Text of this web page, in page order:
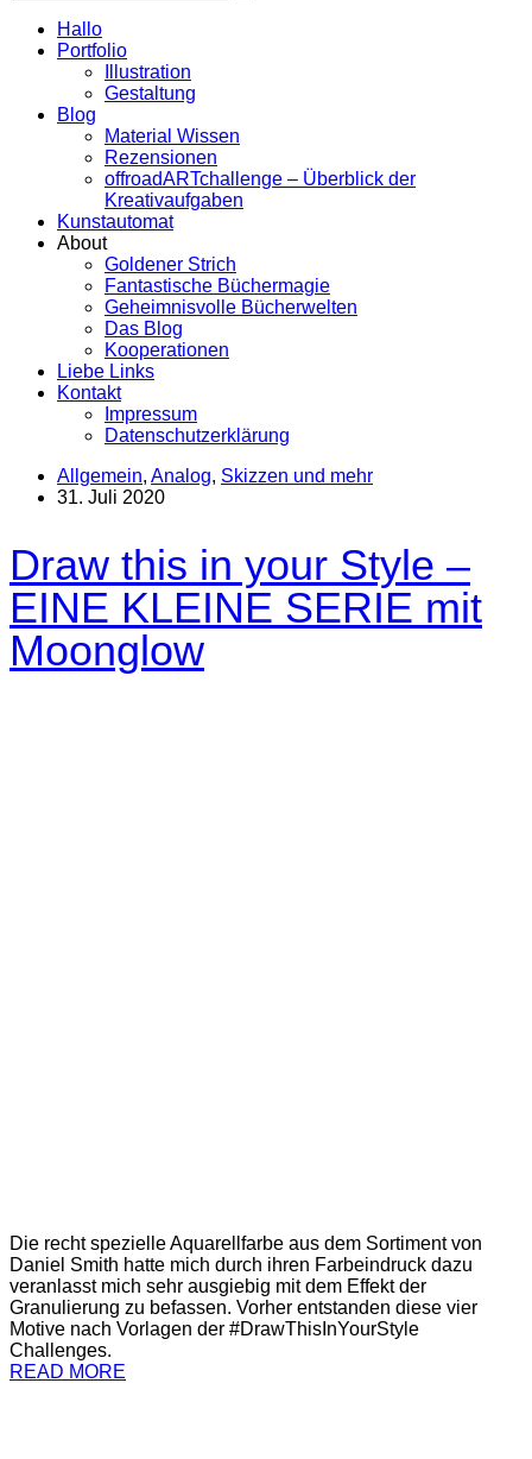
Hallo
Portfolio
Illustration
Gestaltung
Blog
Material Wissen
Rezensionen
offroadARTchallenge – Überblick der
Kreativaufgaben
Kunstautomat
About
Goldener Strich
Fantastische Büchermagie
Geheimnisvolle Bücherwelten
Das Blog
Kooperationen
Liebe Links
Kontakt
Impressum
Datenschutzerklärung
Allgemein, Analog, Skizzen und mehr
31. Juli 2020
Draw this in your Style –
EINE KLEINE SERIE mit
Moonglow
Die recht spezielle Aquarellfarbe aus dem Sortiment von
Daniel Smith hatte mich durch ihren Farbeindruck dazu
veranlasst mich sehr ausgiebig mit dem Effekt der
Granulierung zu befassen. Vorher entstanden diese vier
Motive nach Vorlagen der #DrawThisInYourStyle
Challenges.
READ MORE